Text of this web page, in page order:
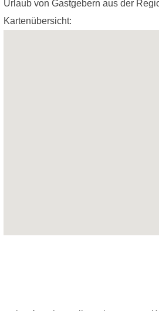
Urlaub von Gastgebern aus der
Kartenübersicht: